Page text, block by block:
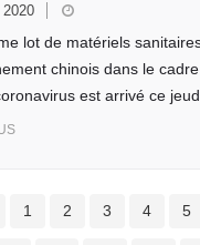
2020
lot de matériels
chinois dans le
est arrivé ce
1 2 3 4 5